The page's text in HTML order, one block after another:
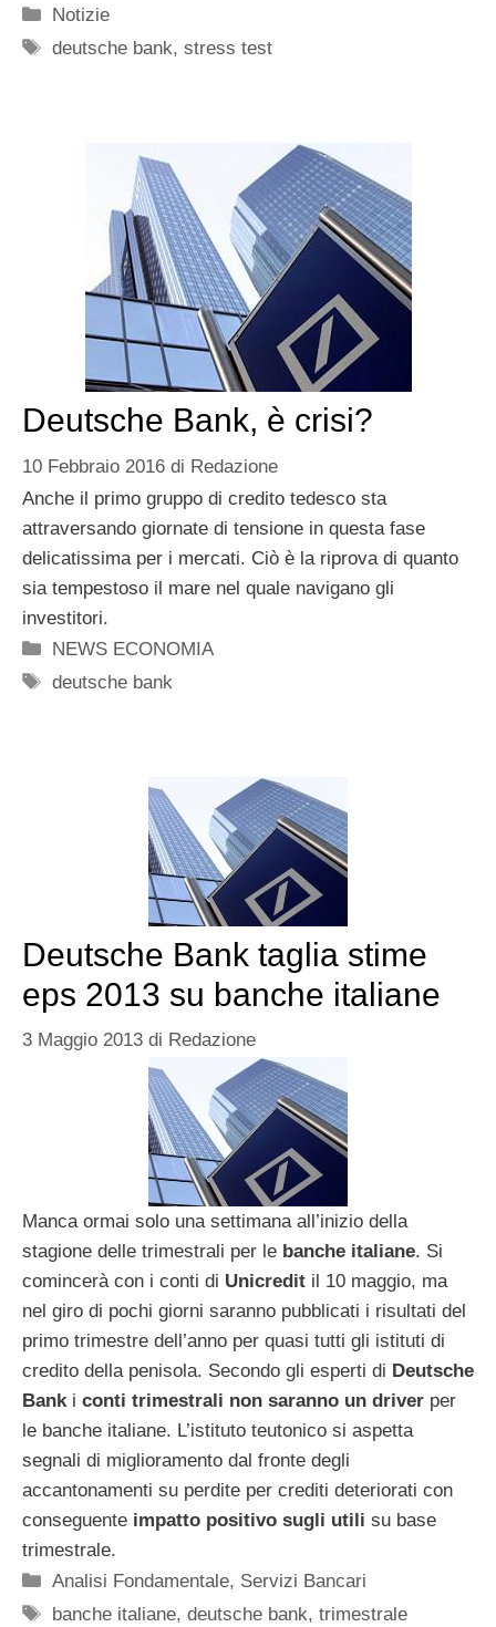
Categorie
Notizie
Tag
deutsche bank,stress test
Deutsche Bank, è crisi?
10 Febbraio 2016 di Redazione
Anche il primo gruppo di credito tedesco sta
attraversando giornate di tensione in questa fase
delicatissima per i mercati. Ciò è la riprova di quanto
sia tempestoso il mare nel quale navigano gli
investitori.
Categorie
NEWS ECONOMIA
Tag
deutsche bank
Deutsche Bank taglia stime
eps 2013 su banche italiane
3 Maggio 2013 di Redazione
Manca ormai solo una settimana all’inizio della
stagione delle trimestrali per le banche italiane. Si
comincerà con i conti di Unicredit il 10 maggio, ma
nel giro di pochi giorni saranno pubblicati i risultati del
primo trimestre dell’anno per quasi tutti gli istituti di
credito della penisola. Secondo gli esperti di Deutsche
Bank i conti trimestrali non saranno un driver per
le banche italiane. L’istituto teutonico si aspetta
segnali di miglioramento dal fronte degli
accantonamenti su perdite per crediti deteriorati con
conseguente impatto positivo sugli utili su base
trimestrale.
Categorie
Analisi Fondamentale, Servizi Bancari
Tag
banche italiane,deutsche bank,trimestrale